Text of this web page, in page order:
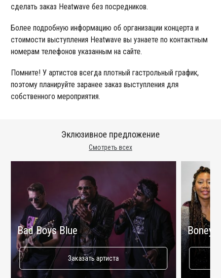
сделать заказ Heatwave без посредников.
Более подробную информацию об организации концерта и
стоимости выступления Heatwave вы узнаете по контактным
номерам телефонов указанным на сайте.
Помните! У артистов всегда плотный гастрольный график,
поэтому планируйте заранее заказ выступления для
собственного мероприятия.
Смотреть всех
Эклюзивное предложение
Bad Boys Blue
Заказать артиста
Boney